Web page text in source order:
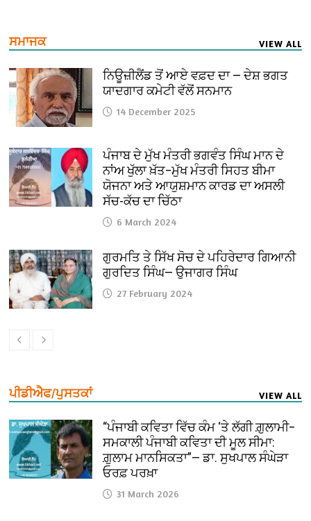
ਸਮਾਜਕ VIEW ALL
ਨਿਊਜ਼ੀਲੈਂਡ ਤੋਂ ਆਏ ਵਫ਼ਦ ਦਾ — ਦੇਸ਼ ਭਗਤ
ਯਾਦਗਾਰ ਕਮੇਟੀ ਵੱਲੋਂ ਸਨਮਾਨ
14 December 2025
ਪੰਜਾਬ ਦੇ ਮੁੱਖ ਮੰਤਰੀ ਭਗਵੰਤ ਸਿੰਘ ਮਾਨ ਦੇ
ਨਾਂਅ ਖੁੱਲਾ ਖ਼ੱਤ–ਮੁੱਖ ਮੰਤਰੀ ਸਿਹਤ ਬੀਮਾ
ਯੋਜਨਾ ਅਤੇ ਆਯੁਸ਼ਮਾਨ ਕਾਰਡ ਦਾ ਅਸਲੀ
ਸੱਚ-ਕੱਚ ਦਾ ਚਿੱਠਾ
6 March 2024
ਗੁਰਮਤਿ ਤੇ ਸਿੱਖ ਸੋਚ ਦੇ ਪਹਿਰੇਦਾਰ ਗਿਆਨੀ
ਗੁਰਦਿਤ ਸਿੰਘ— ਉਜਾਗਰ ਸਿੰਘ
27 February 2024
ਪੀਡੀਐਫ/ਪੁਸਤਕਾਂ VIEW ALL
“ਪੰਜਾਬੀ ਕਵਿਤਾ ਵਿੱਚ ਕੰਮ ‘ਤੇ ਲੱਗੀ ਗ਼ੁਲਾਮੀ–
ਸਮਕਾਲੀ ਪੰਜਾਬੀ ਕਵਿਤਾ ਦੀ ਮੂਲ ਸੀਮਾ:
ਗ਼ੁਲਾਮ ਮਾਨਸਿਕਤਾ”— ਡਾ. ਸੁਖਪਾਲ ਸੰਘੇੜਾ
ਓਰਫ਼ ਪਰਖ਼ਾ
31 March 2026